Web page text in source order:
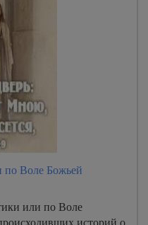
по Воле Божьей
или по Воле
историй о